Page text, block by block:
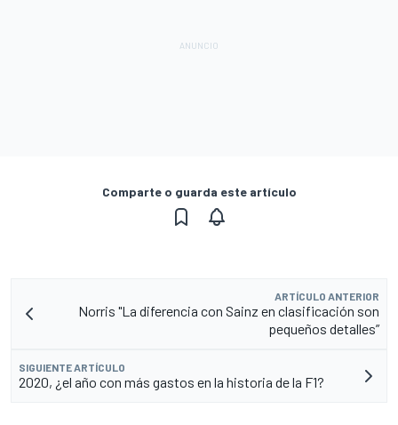
Comparte o guarda este artículo
ARTÍCULO ANTERIOR
Norris "La diferencia con Sainz en clasificación son
pequeños detalles”
SIGUIENTE ARTÍCULO
2020, ¿el año con más gastos en la historia de la F1?